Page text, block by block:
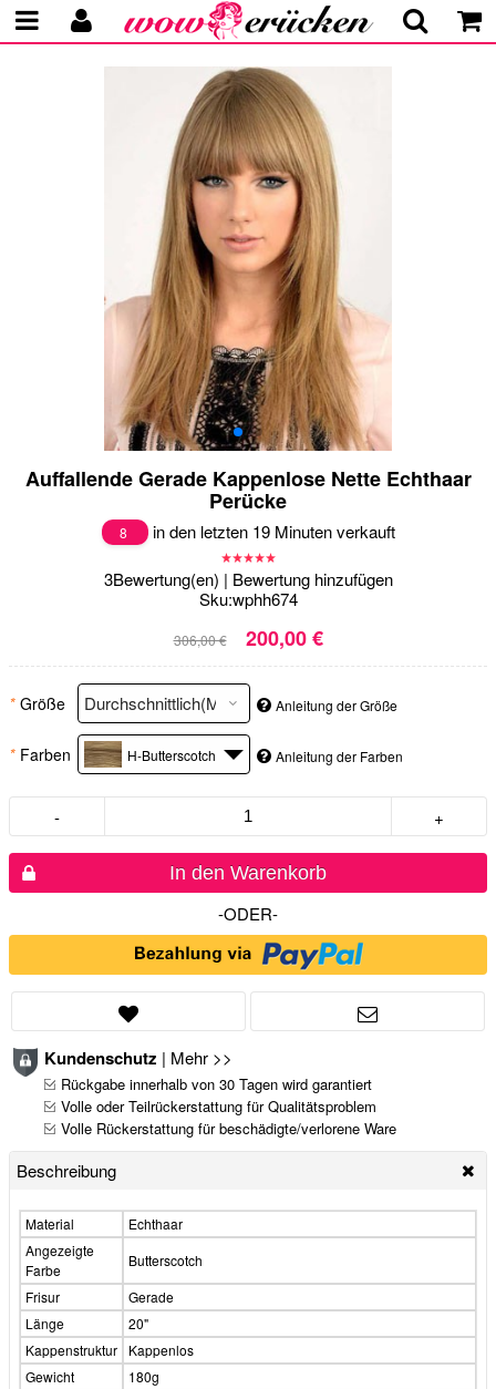
Auffallende Gerade Kappenlose Nette Echthaar
Perücke
8 in den letzten 19 Minuten verkauft
3Bewertung(en) | Bewertung hinzufügen
Sku:wphh674
306,00 € 200,00 €
* Größe Anleitung der Größe
* Farben H-Butterscotch Anleitung der Farben
- +
In den Warenkorb
-ODER-
Kundenschutz | Mehr >>
Rückgabe innerhalb von 30 Tagen wird garantiert
Volle oder Teilrückerstattung für Qualitätsproblem
Volle Rückerstattung für beschädigte/verlorene Ware
Beschreibung
Material
Echthaar
Angezeigte
Farbe
Butterscotch
Frisur
Gerade
Länge
20"
Kappenstruktur
Kappenlos
Gewicht
180g